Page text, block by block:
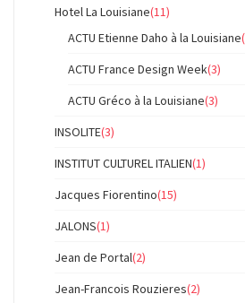
Hotel La Louisiane(11)
ACTU Etienne Daho à la Louisiane
ACTU France Design Week(3)
ACTU Gréco à la Louisiane(3)
INSOLITE(3)
INSTITUT CULTUREL ITALIEN(1)
Jacques Fiorentino(15)
JALONS(1)
Jean de Portal(2)
Jean-Francois Rouzieres(2)